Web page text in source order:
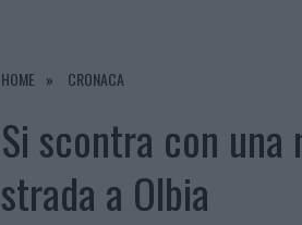
6 AGOSTO 2026
|
HOME CRONACA
Si scontra con
strada a Olbia